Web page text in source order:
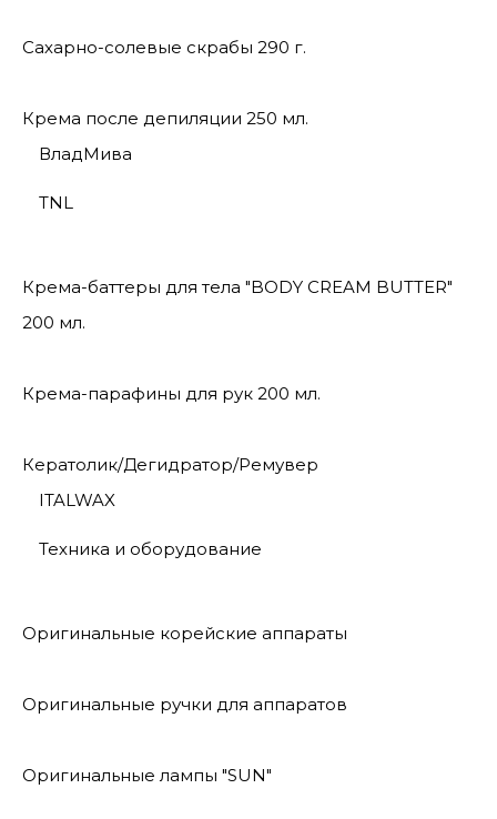
Сахарно-солевые скрабы 290 г.
Крема после депиляции 250 мл.
ВладМива
TNL
Крема-баттеры для тела "BODY CREAM BUTTER"
200 мл.
Крема-парафины для рук 200 мл.
Кератолик/Дегидратор/Ремувер
ITALWAX
Техника и оборудование
Оригинальные корейские аппараты
Оригинальные ручки для аппаратов
Оригинальные лампы "SUN"